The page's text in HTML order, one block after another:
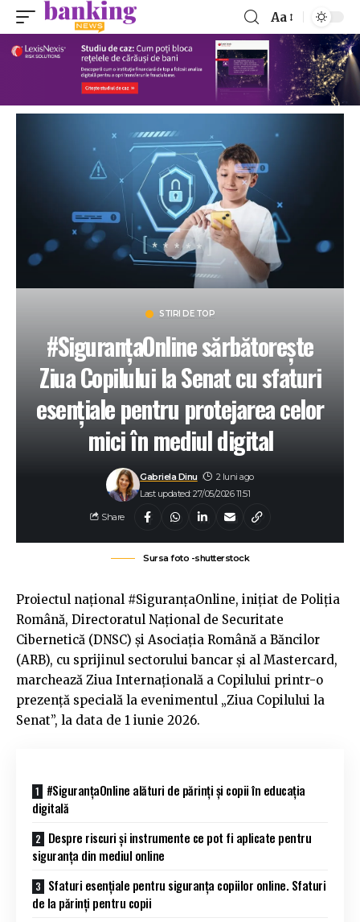
Aa
STIRI DE TOP
#SiguranțaOnline sărbătorește
Ziua Copilului la Senat cu sfaturi
esențiale pentru protejarea celor
mici în mediul digital
Last updated: 27/05/2026 11:51
Gabriela Dinu 2 luni ago
Share
Sursa foto -shutterstock
Proiectul național #SiguranțaOnline, inițiat de Poliția
Română, Directoratul Național de Securitate
Cibernetică (DNSC) şi Asociația Română a Băncilor
(ARB), cu sprijinul sectorului bancar și al Mastercard,
marchează Ziua Internațională a Copilului printr-o
prezență specială la evenimentul „Ziua Copilului la
Senat”, la data de 1 iunie 2026.
#SiguranțaOnline alături de părinţi şi copii în educaţia
digitală
Despre riscuri şi instrumente ce pot fi aplicate pentru
siguranţa din mediul online
Sfaturi esențiale pentru siguranța copiilor online. Sfaturi
de la părinți pentru copii